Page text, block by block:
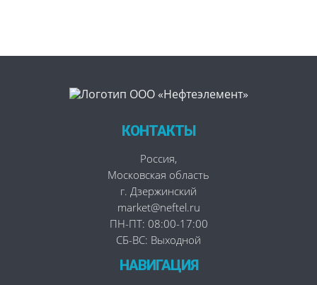
КОНТАКТЫ
Россия,
Московская область
г. Дзержинский
market@neftel.ru
ПН-ПТ: 08:00-17:00
СБ-ВС: Выходной
НАВИГАЦИЯ